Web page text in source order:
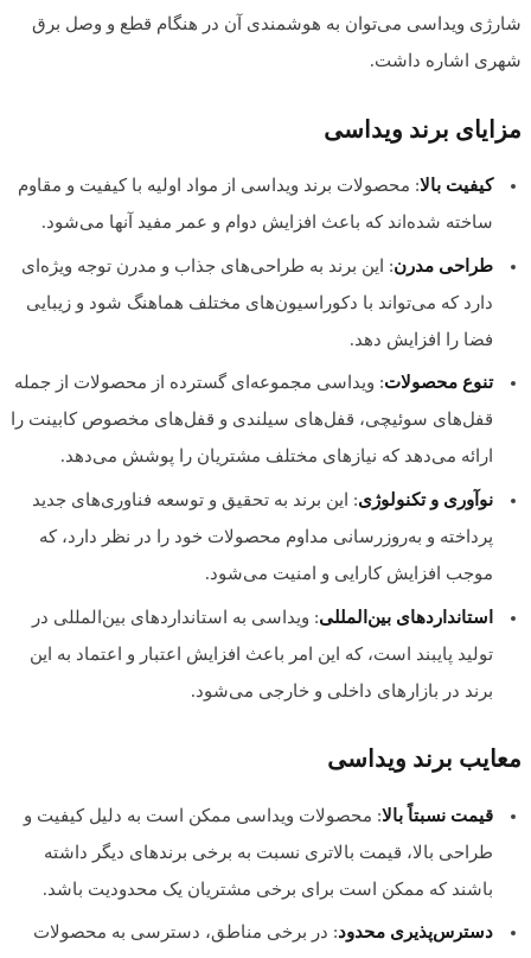
شارژی ویداسی می‌توان به هوشمندی آن در هنگام قطع و وصل برق
شهری اشاره داشت.
مزایای برند ویداسی
کیفیت بالا: محصولات برند ویداسی از مواد اولیه با کیفیت و مقاوم
ساخته شده‌اند که باعث افزایش دوام و عمر مفید آنها می‌شود.
طراحی مدرن: این برند به طراحی‌های جذاب و مدرن توجه ویژه‌ای
دارد که می‌تواند با دکوراسیون‌های مختلف هماهنگ شود و زیبایی
فضا را افزایش دهد.
تنوع محصولات: ویداسی مجموعه‌ای گسترده از محصولات از جمله
قفل‌های سوئیچی، قفل‌های سیلندی و قفل‌های مخصوص کابینت را
ارائه می‌دهد که نیازهای مختلف مشتریان را پوشش می‌دهد.
نوآوری و تکنولوژی: این برند به تحقیق و توسعه فناوری‌های جدید
پرداخته و به‌روزرسانی مداوم محصولات خود را در نظر دارد، که
موجب افزایش کارایی و امنیت می‌شود.
استانداردهای بین‌المللی: ویداسی به استانداردهای بین‌المللی در
تولید پایبند است، که این امر باعث افزایش اعتبار و اعتماد به این
برند در بازارهای داخلی و خارجی می‌شود.
معایب برند ویداسی
قیمت نسبتاً بالا: محصولات ویداسی ممکن است به دلیل کیفیت و
طراحی بالا، قیمت بالاتری نسبت به برخی برندهای دیگر داشته
باشند که ممکن است برای برخی مشتریان یک محدودیت باشد.
دسترس‌پذیری محدود: در برخی مناطق، دسترسی به محصولات